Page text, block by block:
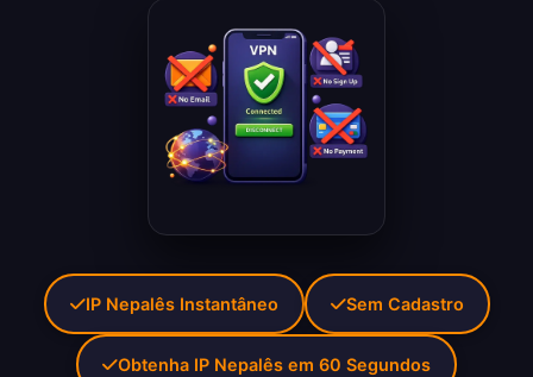
IP Nepalês Instantâneo Sem Cadastro
Obtenha IP Nepalês em 60 Segundos